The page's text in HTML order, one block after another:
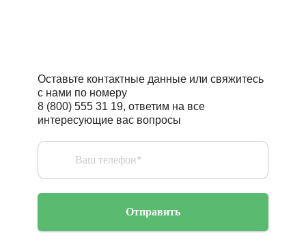
Оставьте контактные данные или свяжитесь
с нами по номеру
8 (800) 555 31 19, ответим на все
интересующие вас вопросы
Отправить